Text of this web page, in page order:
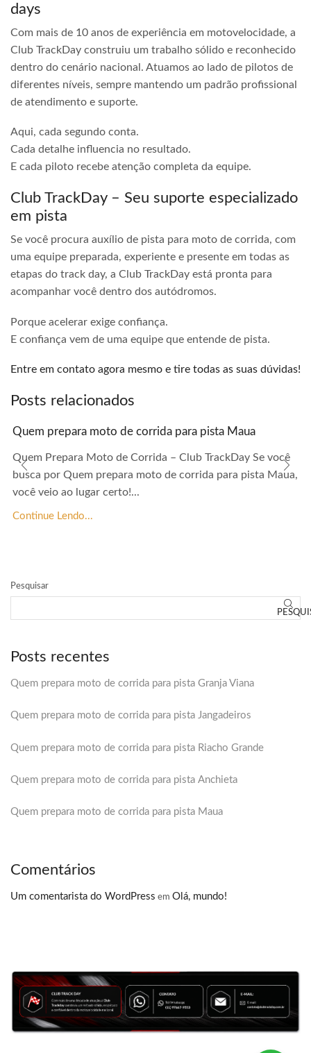
days
Com mais de 10 anos de experiência em motovelocidade, a
Club TrackDay construiu um trabalho sólido e reconhecido
dentro do cenário nacional. Atuamos ao lado de pilotos de
diferentes níveis, sempre mantendo um padrão profissional
de atendimento e suporte.
Aqui, cada segundo conta.
Cada detalhe influencia no resultado.
E cada piloto recebe atenção completa da equipe.
Club TrackDay – Seu suporte especializado
em pista
Se você procura auxílio de pista para moto de corrida, com
uma equipe preparada, experiente e presente em todas as
etapas do track day, a Club TrackDay está pronta para
acompanhar você dentro dos autódromos.
Porque acelerar exige confiança.
E confiança vem de uma equipe que entende de pista.
Entre em contato agora mesmo e tire todas as suas dúvidas!
Posts relacionados
Quem prepara moto de corrida para pista Maua
Quem Prepara Moto de Corrida – Club TrackDay Se você
busca por Quem prepara moto de corrida para pista Maua,
você veio ao lugar certo!...
Continue Lendo...
Pesquisar
Posts recentes
Quem prepara moto de corrida para pista Granja Viana
Quem prepara moto de corrida para pista Jangadeiros
Quem prepara moto de corrida para pista Riacho Grande
Quem prepara moto de corrida para pista Anchieta
Quem prepara moto de corrida para pista Maua
Comentários
Um comentarista do WordPress em Olá, mundo!